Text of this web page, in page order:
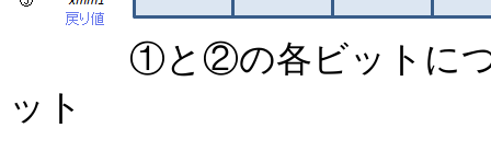
①と②の各ビットに
ット